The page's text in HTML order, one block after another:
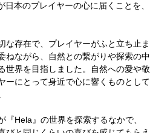
本のプレイヤーの心に届くことを、
存在で、プレイヤーがふと立ち止ま
ねながら、自然との繋がりや探索の中
世界を目指しました。自然への愛や敬
ーにとって身近で心に響くものとして
Hela』の世界を探索するなかで、